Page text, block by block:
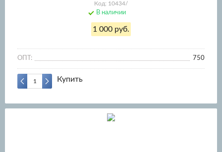
Код: 10434/
В наличии
1 000 руб.
ОПТ: 750
Купить